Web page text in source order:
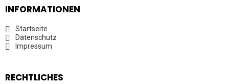
INFORMATIONEN
Startseite
Datenschutz
Impressum
RECHTLICHES